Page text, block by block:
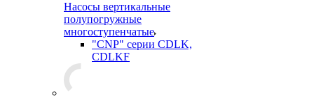
Насосы вертикальные
полупогружные
многоступенчатые
"CNP" серии CDLK,
CDLKF